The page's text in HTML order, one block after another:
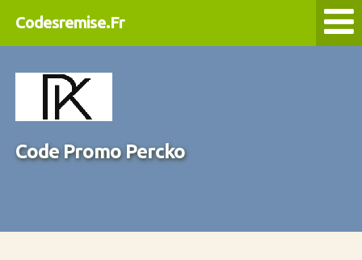
Codesremise.Fr
Code Promo Percko